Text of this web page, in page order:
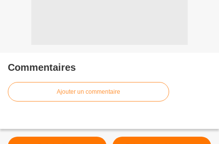
Commentaires
Ajouter un commentaire